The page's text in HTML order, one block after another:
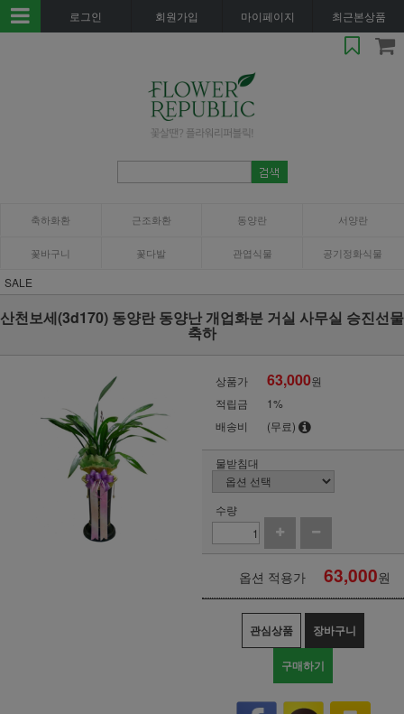
로그인 회원가입 마이페이지 최근본상품
축하화환 근조화환 동양란 서양란
꽃바구니 꽃다발 관엽식물 공기정화식물
SALE
산천보세(3d170) 동양란 동양난 개업화분 거실 사무실 승진선물
축하
상품가 63,000원
적립금
1%
배송비
(무료)
물받침대
수량
옵션 적용가 63,000원
관심상품 장바구니
구매하기